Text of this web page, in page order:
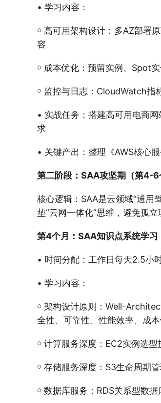
• 学习内容：
￮ 高可用架构设计：多AZ部署
容
￮ 成本优化：预留实例、Spot
￮ 监控与日志：CloudWatch指
• 实战任务：搭建高可用电商
求
• 关键产出：整理《AWS核心
第二阶段：SAA攻坚期（第4-
核心逻辑：SAA是云领域“通用
垫“云网一体化”思维，避免孤立
第4个月：SAA知识点系统学习
• 时间分配：工作日每天2.5小
• 学习内容：
￮ 架构设计原则：Well-
全性、可靠性、性能效率、成本
￮ 计算服务深度：EC2实例选
￮ 存储服务深度：S3生命周期
￮ 数据库服务：RDS关系型数